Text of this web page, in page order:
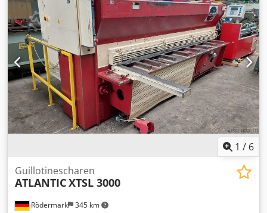
1 / 6
Rödermark 345 km
Guillotinescharen
ATLANTICXTSL 3000